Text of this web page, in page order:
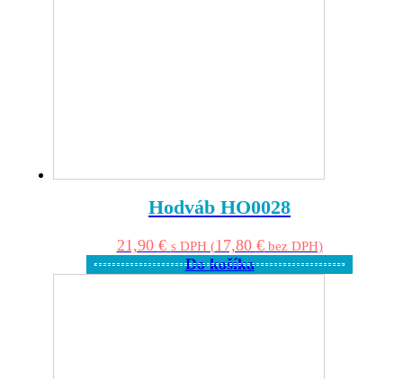
Hodváb HO0028
21,90 € s DPH (17,80 €bez DPH)
Do košíka